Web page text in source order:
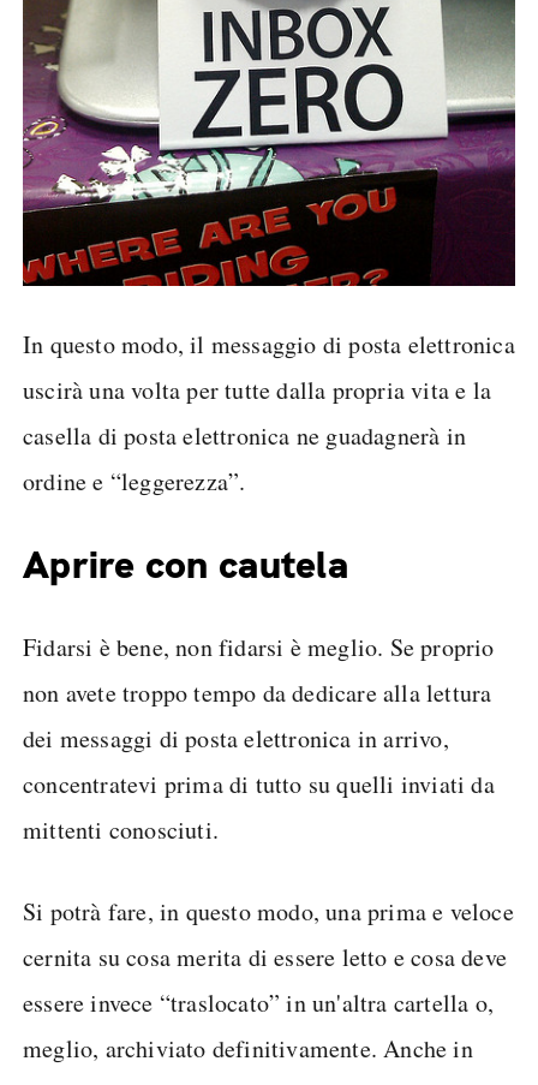
In questo modo, il messaggio di posta elettronica
uscirà una volta per tutte dalla propria vita e la
casella di posta elettronica ne guadagnerà in
ordine e “leggerezza”.
Aprire con cautela
Fidarsi è bene, non fidarsi è meglio. Se proprio
non avete troppo tempo da dedicare alla lettura
dei messaggi di posta elettronica in arrivo,
concentratevi prima di tutto su quelli inviati da
mittenti conosciuti.
Si potrà fare, in questo modo, una prima e veloce
cernita su cosa merita di essere letto e cosa deve
essere invece “traslocato” in un'altra cartella o,
meglio, archiviato definitivamente. Anche in